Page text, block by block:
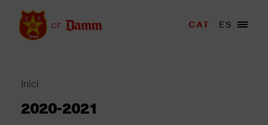
contingut
Main
Menu
CAT ES
Fil
d'Ariadna
Inici
2020-2021